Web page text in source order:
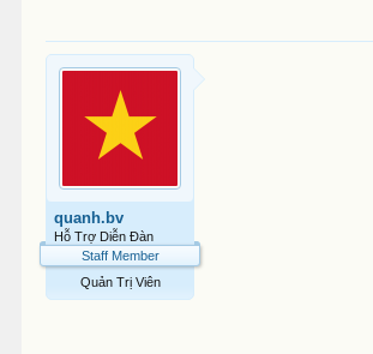
quanh.bv
Hỗ Trợ Diễn Đàn
Staff Member
Quản Trị Viên